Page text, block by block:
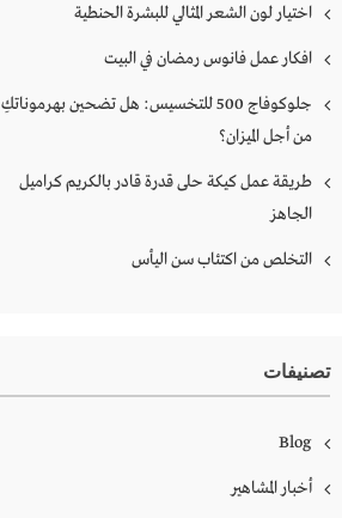
اختيار لون الشعر المثالي للبشرة الحنطية
افكار عمل فانوس رمضان في البيت
جلوكوفاج 500 للتخسيس: هل تضحين بهرموناتكِ
من أجل الميزان؟
طريقة عمل كيكة حلى قدرة قادر بالكريم كراميل
الجاهز
التخلص من اكتئاب سن اليأس
تصنيفات
Blog
أخبار المشاهير